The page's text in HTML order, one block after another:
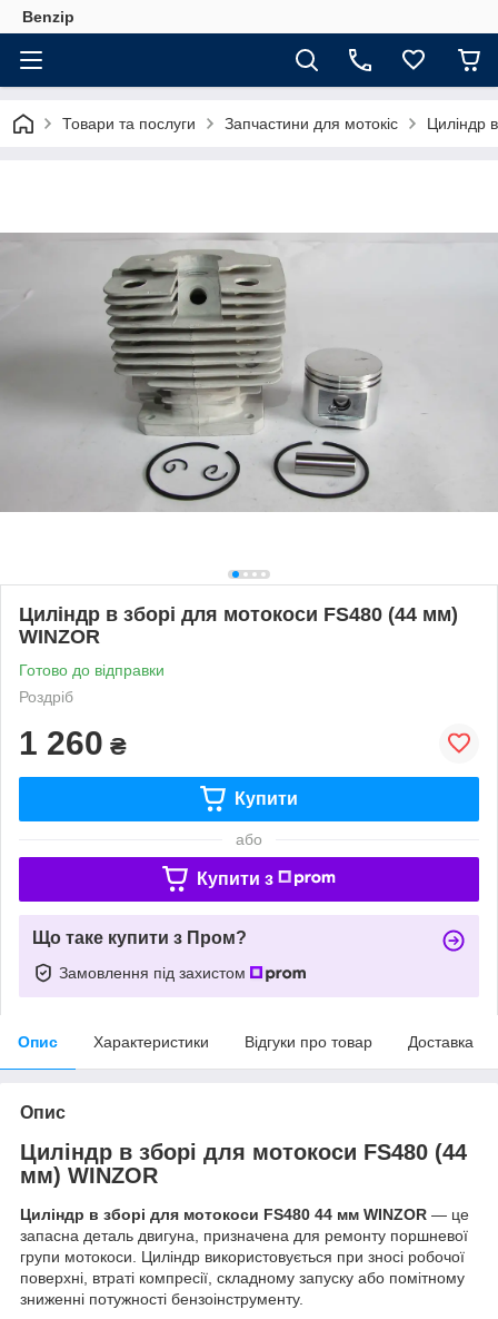
Benzip
Товари та послуги Запчастини для мотокіс Циліндр
Циліндр в зборі для мотокоси FS480 (44 мм)
WINZOR
Готово до відправки
Роздріб
1 260 ₴
Купити
або
Купити з
Що таке купити з Пром?
Замовлення під захистом
Опис Характеристики Відгуки про товар Доставка
Опис
Циліндр в зборі для мотокоси FS480 (44
мм) WINZOR
Циліндр в зборі для мотокоси FS480 44 мм WINZOR — це
запасна деталь двигуна, призначена для ремонту поршневої
групи мотокоси. Циліндр використовується при зносі робочої
поверхні, втраті компресії, складному запуску або помітному
зниженні потужності бензоінструменту.